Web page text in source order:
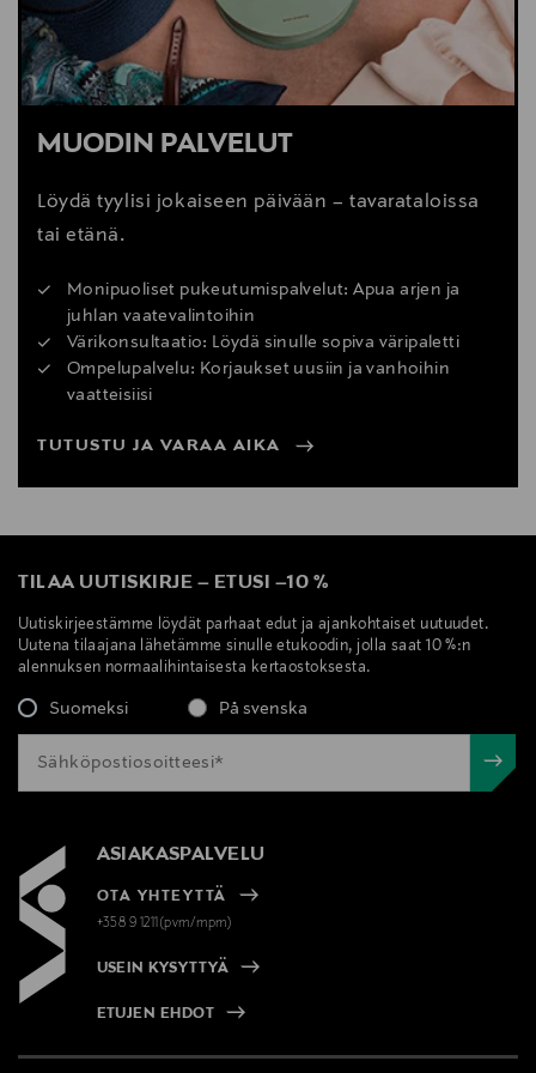
MUODIN PALVELUT
Löydä tyylisi jokaiseen päivään – tavarataloissa
tai etänä.
Monipuoliset pukeutumispalvelut: Apua arjen ja
juhlan vaatevalintoihin
Värikonsultaatio: Löydä sinulle sopiva väripaletti
Ompelupalvelu: Korjaukset uusiin ja vanhoihin
vaatteisiisi
TUTUSTU JA VARAA AIKA
TILAA UUTISKIRJE – ETUSI –10 %
Uutiskirjeestämme löydät parhaat edut ja ajankohtaiset uutuudet.
Uutena tilaajana lähetämme sinulle etukoodin, jolla saat 10 %:n
alennuksen normaalihintaisesta kertaostoksesta.
Suomeksi På svenska
ASIAKASPALVELU
OTA YHTEYTTÄ
+358 9 1211(pvm/mpm)
USEIN KYSYTTYÄ
ETUJEN EHDOT